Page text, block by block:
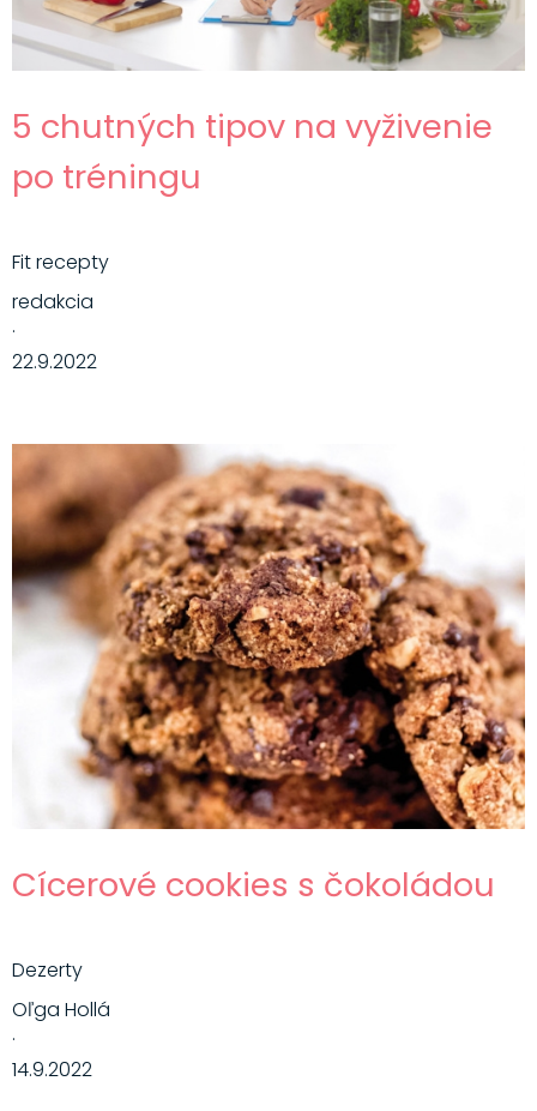
5 chutných tipov na vyživenie
po tréningu
Fit recepty
redakcia
·
22.9.2022
Cícerové cookies s čokoládou
Dezerty
Oľga Hollá
·
14.9.2022